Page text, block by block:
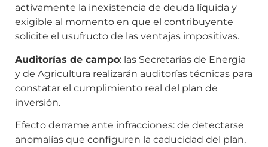
activamente la inexistencia de deuda líquida y
exigible al momento en que el contribuyente
solicite el usufructo de las ventajas impositivas.
Auditorías de campo: las Secretarías de Energía
y de Agricultura realizarán auditorías técnicas para
constatar el cumplimiento real del plan de
inversión.
Efecto derrame ante infracciones: de detectarse
anomalías que configuren la caducidad del plan,